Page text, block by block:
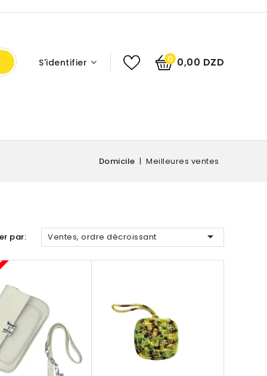
0 0,00 DZD
S'identifier
Domicile Meilleures ventes
par: Ventes, ordre décroissant 